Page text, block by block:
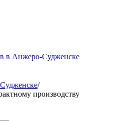
в Анжеро-Судженске
/
производству